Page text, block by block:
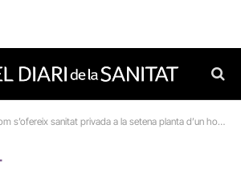
sanitat privada a la setena planta d’un hospital públic